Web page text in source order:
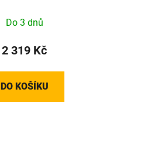
Do 3 dnů
2 319 Kč
DO KOŠÍKU